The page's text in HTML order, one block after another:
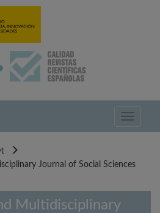
Toggle
Journal of Social Sciences
Multidisciplinary